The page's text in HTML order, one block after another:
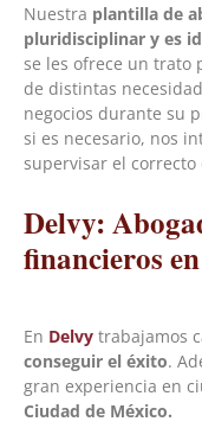
Nuestra plantilla de
pluridisciplinar y es
se les ofrece un trato
de distintas
negocios durante su
si es necesario, nos
supervisar el
Delvy:
financieros
En Delvy trabajamos
conseguir el éxito.
gran experiencia en
Ciudad de México.